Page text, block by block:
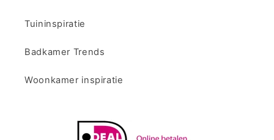
Tuininspiratie
Badkamer Trends
Woonkamer inspiratie